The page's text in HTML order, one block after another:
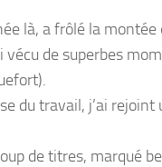
là, a frôlé la montée
vécu de superbes
du travail, j’ai
de titres, marqué